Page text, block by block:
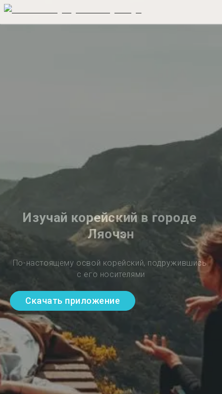
Изучай корейский в городе
Ляочэн
По-настоящему освой корейский, подружившись
с его носителями
Скачать приложение